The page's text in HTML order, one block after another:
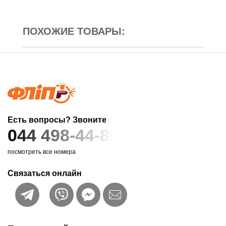
ПОХОЖИЕ ТОВАРЫ:
Есть вопросы? Звоните
044 498-44-89
посмотреть все номера
Связаться онлайн